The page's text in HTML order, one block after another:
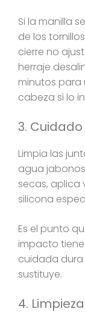
Si la manilla
de los
cierre no
herraje
minutos
cabeza si lo
3.
Limpia las
agua
secas, aplica
silicona
Es el punto
impacto
cuidada dura
sustituye.
4.